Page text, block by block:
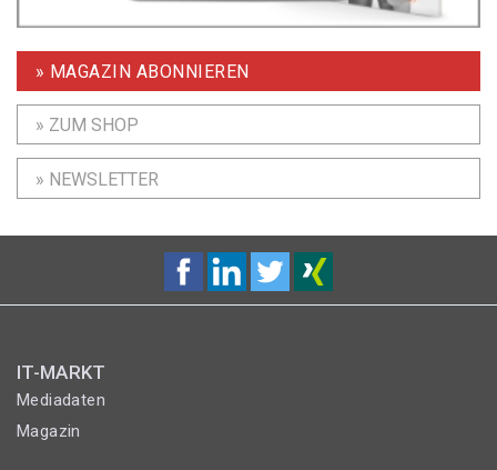
» MAGAZIN ABONNIEREN
» ZUM SHOP
» NEWSLETTER
IT-MARKT
Mediadaten
Magazin